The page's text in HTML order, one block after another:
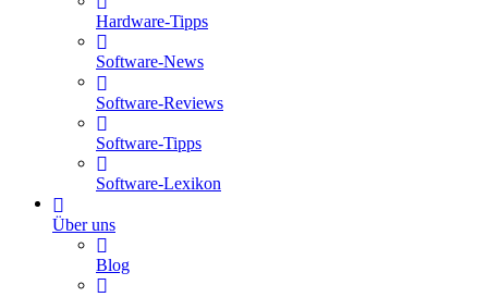
Hardware-Tipps
Software-News
Software-Reviews
Software-Tipps
Software-Lexikon
Über uns
Blog